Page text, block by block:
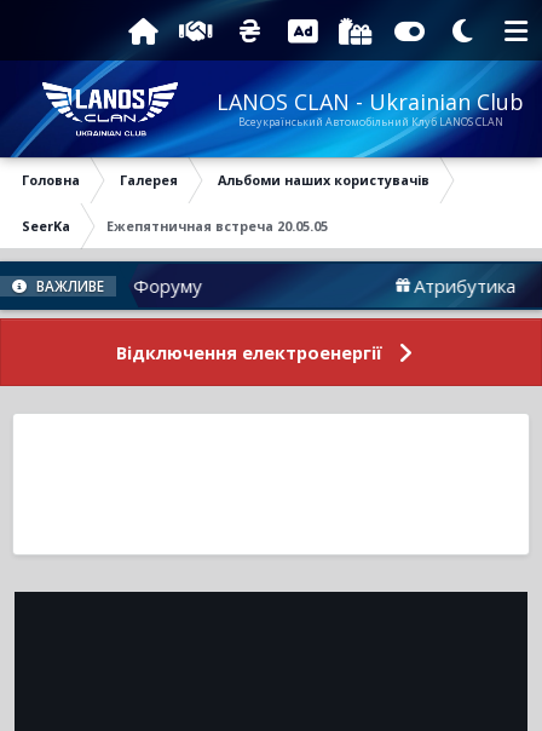
LANOS CLAN - Ukrainian Club
Всеукраїнський Автомобільний Клуб LANOS CLAN
Головна Галерея Альбоми наших користувачів
SeerKa Ежепятничная встреча 20.05.05
ВАЖЛИВЕ
Новини Форуму Атрибутика
Відключення електроенергії